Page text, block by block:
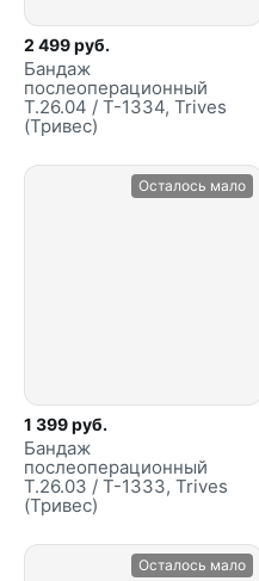
2 499 руб.
Бандаж
послеоперационный
Т.26.04 / Т-1334, Trives
(Тривес)
Осталось мало
1 399 руб.
Бандаж
послеоперационный
Т.26.03 / Т-1333, Trives
(Тривес)
Осталось мало